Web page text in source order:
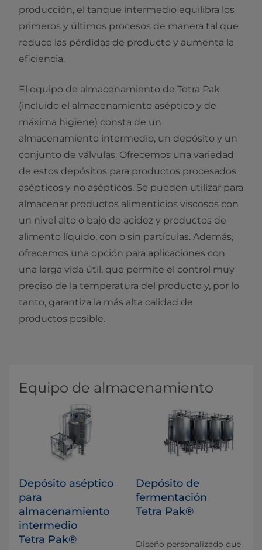
producción, el tanque intermedio equilibra los
primeros y últimos procesos de manera tal que
reduce las pérdidas de producto y aumenta la
eficiencia.
El equipo de almacenamiento de Tetra Pak
(incluido el almacenamiento aséptico y de
máxima higiene) consta de un
almacenamiento intermedio, un depósito y un
conjunto de válvulas. Ofrecemos una variedad
de estos depósitos para productos procesados
asépticos y no asépticos. Se pueden utilizar para
almacenar productos alimenticios viscosos con
un nivel alto o bajo de acidez y productos de
alimento líquido, con o sin partículas. Además,
ofrecemos una opción para aplicaciones con
una larga vida útil, que permite el control muy
preciso de la temperatura del producto y, por lo
tanto, garantiza la más alta calidad de
productos posible.
Equipo de almacenamiento
Depósito aséptico
para
almacenamiento
intermedio
Tetra Pak®
Depósito de
fermentación
Tetra Pak®
Diseño personalizado que